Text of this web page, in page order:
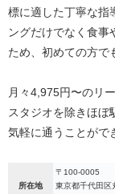
標に適した丁寧な指
ングだけでなく食事
ため、初めての方で
月々4,975円〜のリ
スタジオを除きほぼ
気軽に通うことがで
所在地
〒100-0005
東京都千代田区